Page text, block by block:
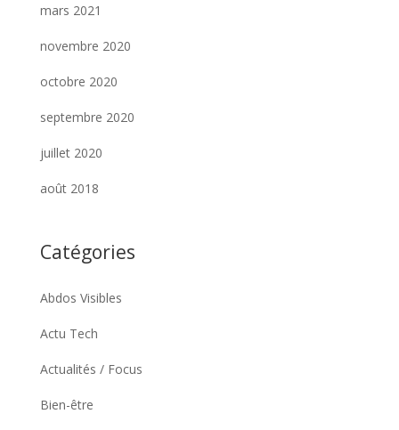
mars 2021
novembre 2020
octobre 2020
septembre 2020
juillet 2020
août 2018
Catégories
Abdos Visibles
Actu Tech
Actualités / Focus
Bien-être